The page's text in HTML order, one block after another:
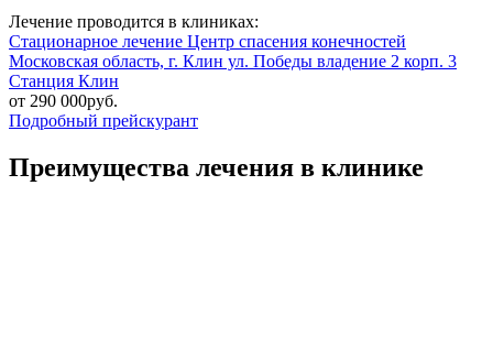
Лечение проводится в клиниках:
Стационарное лечение Центр спасения конечностей
Московская область, г. Клин ул. Победы владение 2 корп. 3
Станция Клин
от 290 000руб.
Подробный прейскурант
Преимущества лечения в клинике